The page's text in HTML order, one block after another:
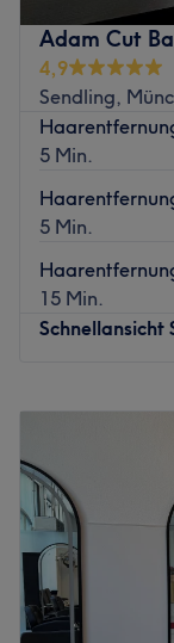
Adam Cut
4,9
Sendling,
5 Min.
5 Min.
15 Min.
Schnellansicht
Donnerstag
Freitag
Samstag
Sonntag
Der klassische